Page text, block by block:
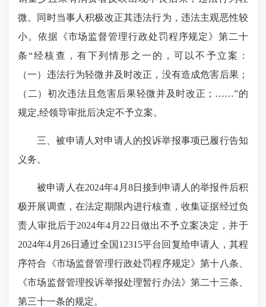
微。同时当事人积极改正其违法行为，违法主观恶性较
小。依据《市场监督管理行政处罚程序规定》第二十
条“经核查，有下列情形之一的，可以不予立案：
（一）违法行为轻微并及时改正，没有造成危害后果；
（二）初次违法且危害后果轻微并及时改正；……”的
规定,经领导审批后决定不予立案。
三、被申请人对申请人的投诉举报事项已履行告知
义务。
被申请人在2024年4月8日接到申请人的举报件后积
极开展调查，在法定期限内进行核查，收集证据经过负
责人审批后于2024年4月22日做出不予立案决定，并于
2024年4月26日通过全国12315平台回复给申请人，其程
序符合《市场监督管理行政处罚程序规定》第十八条、
《市场监督管理投诉举报处理暂行办法》第二十三条、
第三十一条的规定。